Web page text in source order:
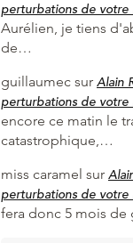
perturbations de votre
Aurélien, je tiens
de…
guillaumec sur Alain
perturbations de votre
encore ce matin le
catastrophique,…
miss caramel sur
perturbations de votre
fera donc 5 mois